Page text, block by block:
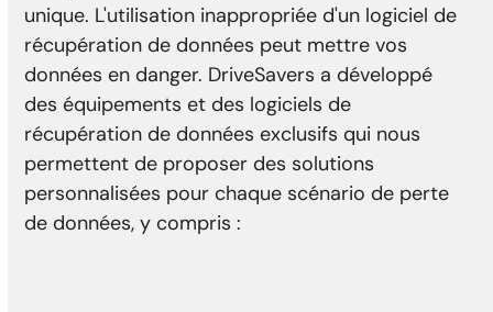
unique. L'utilisation inappropriée d'un logiciel de
récupération de données peut mettre vos
données en danger. DriveSavers a développé
des équipements et des logiciels de
récupération de données exclusifs qui nous
permettent de proposer des solutions
personnalisées pour chaque scénario de perte
de données, y compris :